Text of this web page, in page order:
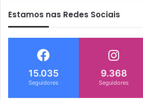
Estamos nas Redes Sociais
15.035
Seguidores
9.368
Seguidores